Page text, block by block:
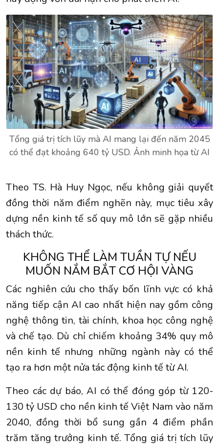
Tổng giá trị tích lũy mà AI mang lại đến năm 2045
có thể đạt khoảng 640 tỷ USD. Ảnh minh họa từ AI
Theo TS. Hà Huy Ngọc, nếu không giải quyết
đồng thời năm điểm nghẽn này, mục tiêu xây
dựng nền kinh tế số quy mô lớn sẽ gặp nhiều
thách thức.
KHÔNG THỂ LÀM TUẦN TỰ NẾU
MUỐN NẮM BẮT CƠ HỘI VÀNG
Các nghiên cứu cho thấy bốn lĩnh vực có khả
năng tiếp cận AI cao nhất hiện nay gồm công
nghệ thông tin, tài chính, khoa học công nghệ
và chế tạo. Dù chỉ chiếm khoảng 34% quy mô
nền kinh tế nhưng những ngành này có thể
tạo ra hơn một nửa tác động kinh tế từ AI.
Theo các dự báo, AI có thể đóng góp từ 120-
130 tỷ USD cho nền kinh tế Việt Nam vào năm
2040, đồng thời bổ sung gần 4 điểm phần
trăm tăng trưởng kinh tế. Tổng giá trị tích lũy